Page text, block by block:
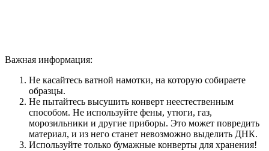
Важная информация:
Не касайтесь ватной намотки, на которую собираете
образцы.
Не пытайтесь высушить конверт неестественным
способом. Не используйте фены, утюги, газ,
морозильники и другие приборы. Это может повредить
материал, и из него станет невозможно выделить ДНК.
Используйте только бумажные конверты для хранения!